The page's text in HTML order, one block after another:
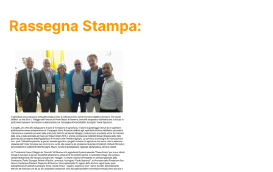
Rassegna Stampa: